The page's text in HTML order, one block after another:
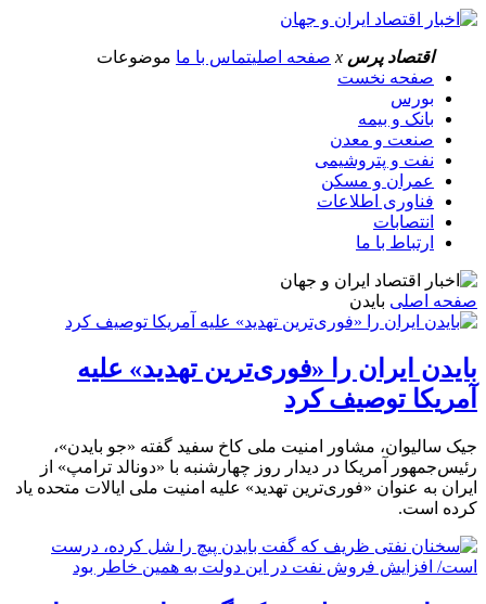
اقتصاد پرس x صفحه اصلیتماس با ما موضوعات
صفحه نخست
بورس
بانک و بیمه
صنعت و معدن
نفت و پتروشیمی
عمران و مسکن
فناوری اطلاعات
انتصابات
ارتباط با ما
صفحه اصلی بایدن
بایدن ایران را «فوری‌ترین تهدید» علیه
آمریکا توصیف کرد
جیک سالیوان، مشاور امنیت ملی کاخ سفید گفته «جو بایدن»،
رئیس‌جمهور آمریکا در دیدار روز چهارشنبه با «دونالد ترامپ» از
ایران به عنوان «فوری‌ترین تهدید» علیه امنیت ملی ایالات متحده یاد
کرده است.